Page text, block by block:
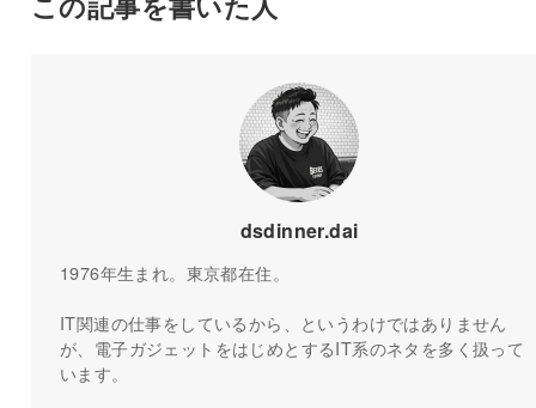
dsdinner.dai
1976年生まれ。東京都在住。
IT関連の仕事をしているから、というわけではありません
が、電子ガジェットをはじめとするIT系のネタを多く扱って
います。